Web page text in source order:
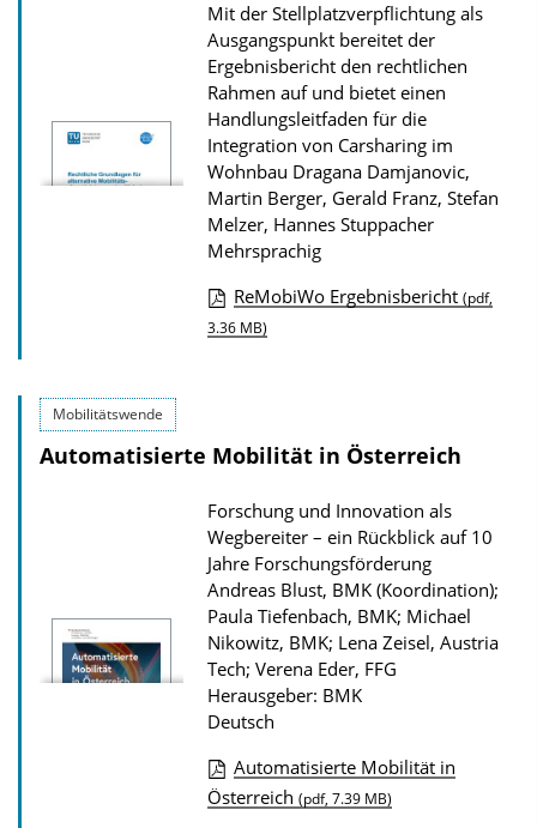
s
z
u
r
P
u
b
l
i
k
o
Mit der Stellplatzverpflichtung als
Ausgangspunkt bereitet der
Ergebnisbericht den rechtlichen
Rahmen auf und bietet einen
Handlungsleitfaden für die
Integration von Carsharing im
Wohnbau Dragana Damjanovic,
Martin Berger, Gerald Franz, Stefan
Melzer, Hannes Stuppacher
Mehrsprachig
D
a
d
s
z
u
r
P
u
b
ReMobiWo Ergebnisbericht (pdf,
3.36 MB)
Mobilitätswende
Automatisierte Mobilität in Österreich
Forschung und Innovation als
Wegbereiter – ein Rückblick auf 10
Jahre Forschungsförderung
Andreas Blust, BMK (Koordination);
Paula Tiefenbach, BMK; Michael
Nikowitz, BMK; Lena Zeisel, Austria
Tech; Verena Eder, FFG
Herausgeber: BMK
Deutsch
D
Automatisierte Mobilität in
Österreich (pdf, 7.39 MB)